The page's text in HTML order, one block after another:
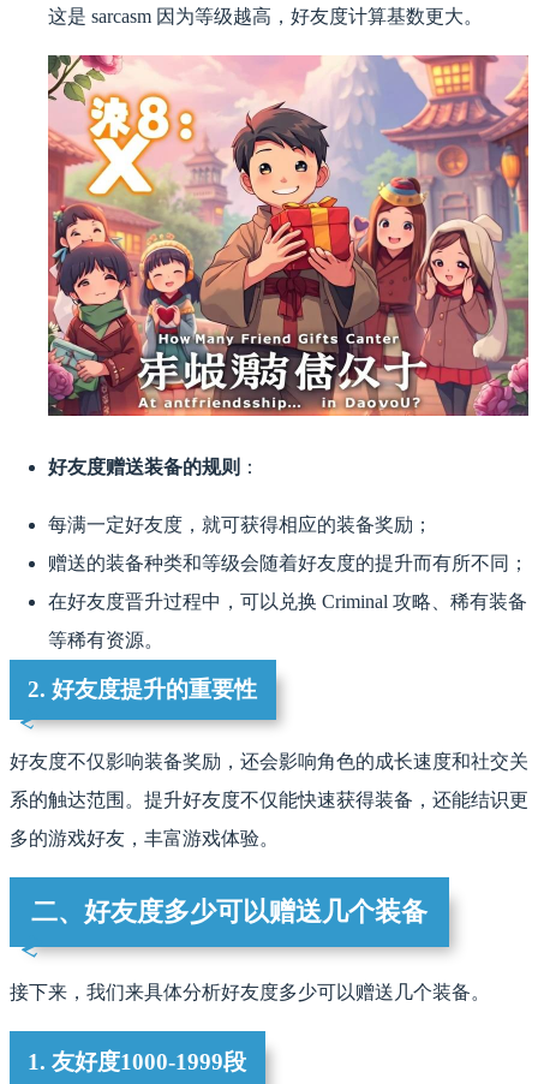
这是 sarcasm 因为等级越高，好友度计算基数更大。
好友度赠送装备的规则 ：
每满一定好友度，就可获得相应的装备奖励；
赠送的装备种类和等级会随着好友度的提升而有所不同；
在好友度晋升过程中，可以兑换 Criminal 攻略、稀有装备
等稀有资源。
2. 好友度提升的重要性
好友度不仅影响装备奖励，还会影响角色的成长速度和社交关
系的触达范围。提升好友度不仅能快速获得装备，还能结识更
多的游戏好友，丰富游戏体验。
二、好友度多少可以赠送几个装备
接下来，我们来具体分析好友度多少可以赠送几个装备。
1. 友好度1000-1999段